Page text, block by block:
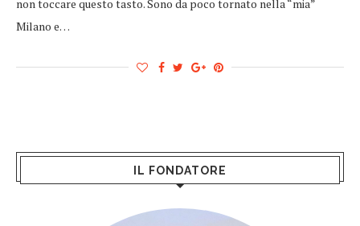
non toccare questo tasto. Sono da poco tornato nella “mia”
Milano e…
IL FONDATORE